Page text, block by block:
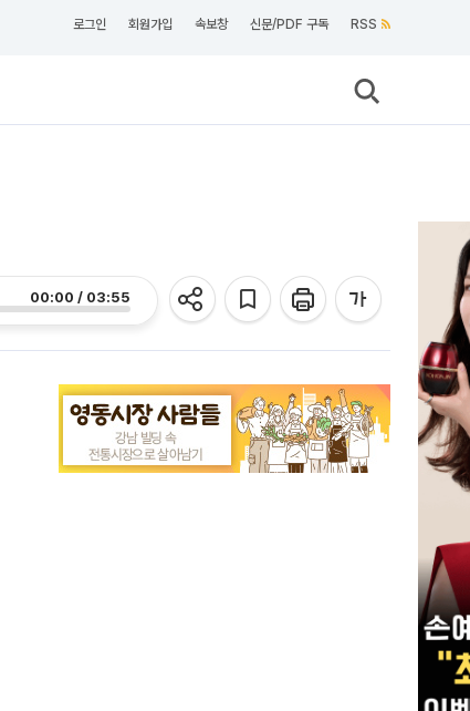
로그인 회원가입 속보창 신문/PDF 구독 RSS
00:00 / 03:55